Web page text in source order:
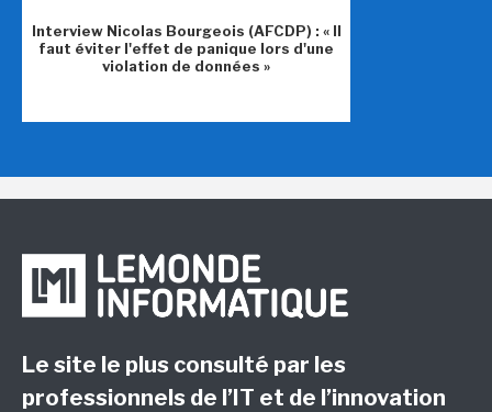
Interview Nicolas Bourgeois (AFCDP) : « Il
faut éviter l'effet de panique lors d'une
violation de données »
Le site le plus consulté par les
professionnels de l’IT et de l’innovation